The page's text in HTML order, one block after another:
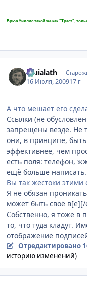
Брюс Уиллис такой же как "Траст",
Eruialath
16 Июля, 200917 г
А что мешает его
Ссылки (не
запрещены везде. Не
они, в принципе, быть
эффективнее, чем
есть поля: телефон,
ещё больше
Вы так жестоки этими
Я не обязан
может быть своё
Собственно, я тоже в
то, что туда кладут.
отображение
Отредактировано
историю изменений)